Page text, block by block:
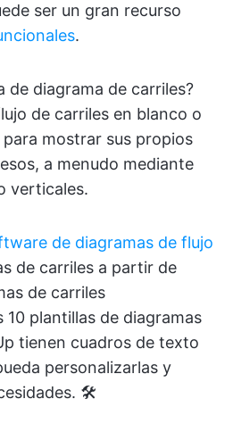
ser un gran recurso
.
de diagrama de carriles?
de carriles en blanco o
mostrar sus propios
a menudo mediante
verticales.
de diagramas de flujo
de carriles a partir de
de carriles
10 plantillas de diagramas
tienen cuadros de texto
personalizarlas y
🛠️